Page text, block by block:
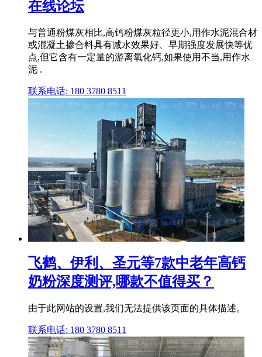
在线论坛
与普通粉煤灰相比,高钙粉煤灰粒径更小,用作水泥混合材
或混凝土掺合料具有减水效果好、早期强度发展快等优
点,但它含有一定量的游离氧化钙,如果使用不当,用作水
泥 .
联系电话: 180 3780 8511
飞鹤、伊利、圣元等7款中老年高钙
奶粉深度测评,哪款不值得买？
由于此网站的设置,我们无法提供该页面的具体描述。
联系电话: 180 3780 8511